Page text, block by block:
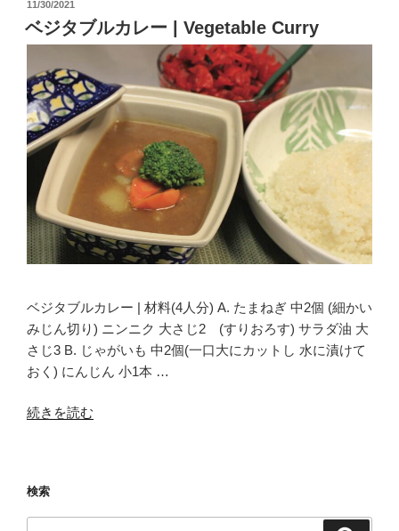
ラ
イ
レ
ー
と
枇
ゼ
リ
ー”
の
投
11/30/2021
ベジタブルカレー | Vegetable Curry
ベジタブルカレー | 材料(4人分) A. たまねぎ 中2個 (細かい
みじん切り) ニンニク 大さじ2 (すりおろす) サラダ油 大
さじ3 B. じゃがいも 中2個(一口大にカットし 水に漬けて
おく) にんじん 小1本 …
“ベ
ル
カ
続きを読む
検索